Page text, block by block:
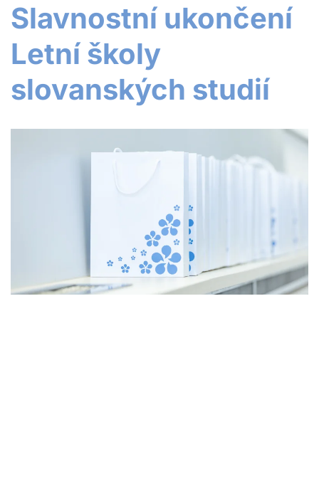
Slavnostní ukončení
Letní školy
slovanských studií